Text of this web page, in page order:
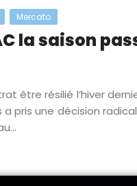
Mercato
la saison
être résilié l’hiver
pris une décision